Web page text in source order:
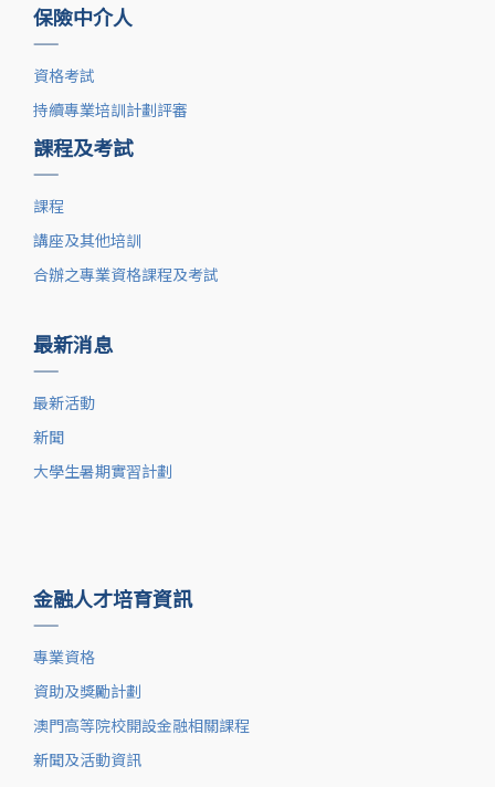
保險中介人
——
資格考試
持續專業培訓計劃評審
課程及考試
——
課程
講座及其他培訓
合辦之專業資格課程及考試
最新消息
——
最新活動
新聞
大學生暑期實習計劃
金融人才培育資訊
——
專業資格
資助及獎勵計劃
澳門高等院校開設金融相關課程
新聞及活動資訊